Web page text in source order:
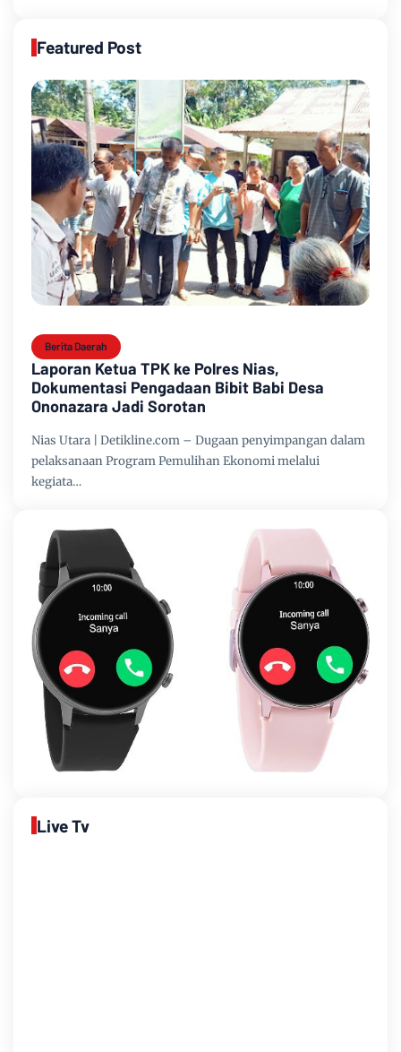
Featured Post
Berita Daerah
Laporan Ketua TPK ke Polres Nias,
Dokumentasi Pengadaan Bibit Babi Desa
Ononazara Jadi Sorotan
Nias Utara | Detikline.com – Dugaan penyimpangan dalam
pelaksanaan Program Pemulihan Ekonomi melalui
kegiata…
Live Tv